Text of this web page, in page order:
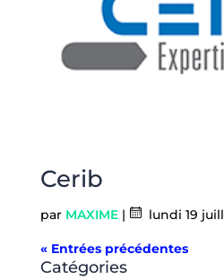
Cerib
par MAXIME| lundi 19
« Entrées précédentes
Catégories